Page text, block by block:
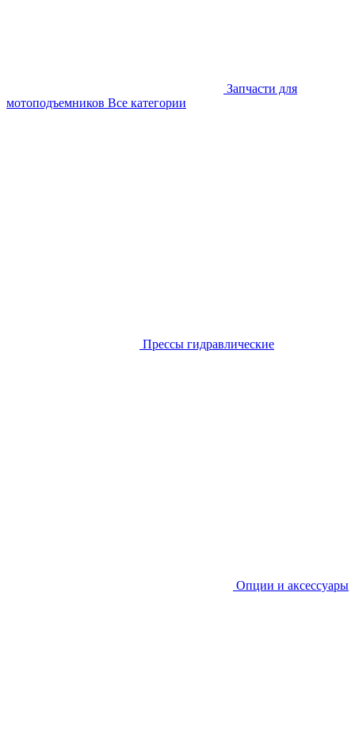
Запчасти для
мотоподъемников Все категории
Прессы гидравлические
Опции и аксессуары